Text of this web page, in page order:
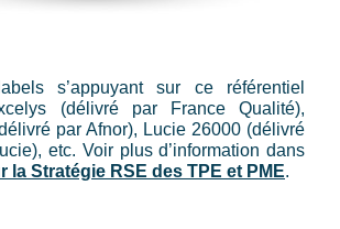
s’appuyant sur ce référentiel
(délivré par France Qualité),
par Afnor), Lucie 26000 (délivré
etc. Voir plus d’information dans
la Stratégie RSE des TPE et PME.